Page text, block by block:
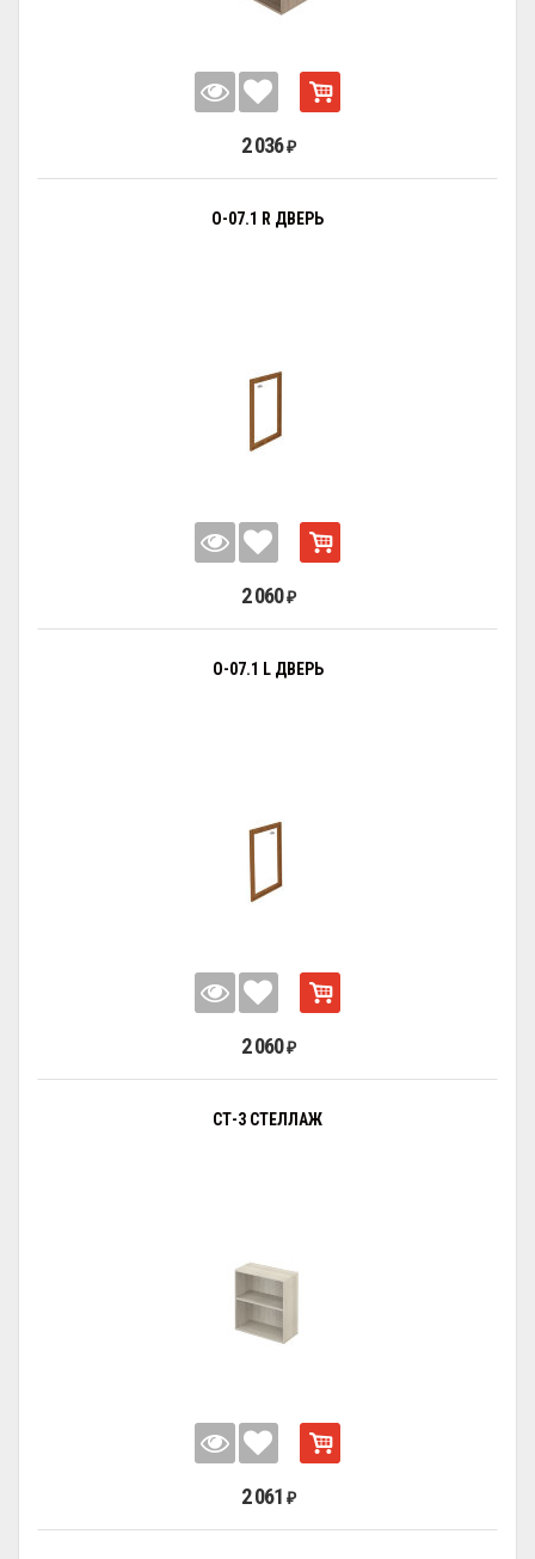
2 036 ₽
О-07.1 R ДВЕРЬ
2 060 ₽
О-07.1 L ДВЕРЬ
2 060 ₽
СТ-3 СТЕЛЛАЖ
2 061 ₽